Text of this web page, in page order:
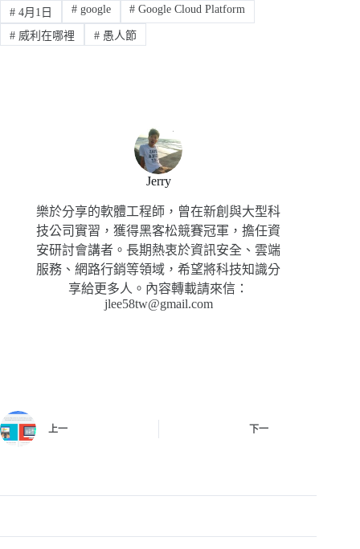
#4月1日 #google # Google Cloud Platform
#威利在哪裡 #愚人節
Jerry
樂於分享的軟體工程師，曾在新創與大型科
技公司實習，獲得黑客松競賽冠軍，擔任資
安研討會講者。長期熱衷於資訊安全、雲端
服務、網路行銷等領域，希望將科技知識分
享給更多人。內容轉載請來信：
jlee58tw@gmail.com
上一 下一